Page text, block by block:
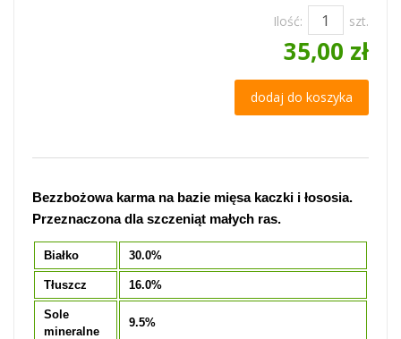
Ilość: szt.
35,00 zł
dodaj do koszyka
Bezzbożowa karma na bazie mięsa kaczki i łososia.
Przeznaczona dla szczeniąt małych ras.
Białko 30.0%
Tłuszcz 16.0%
Sole
mineralne
9.5%